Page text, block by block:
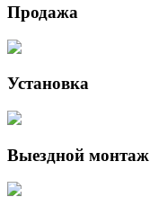
Продажа
Установка
Выездной монтаж